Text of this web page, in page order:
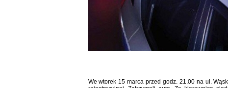
We wtorek 15 marca przed godz. 21.00 na ul.